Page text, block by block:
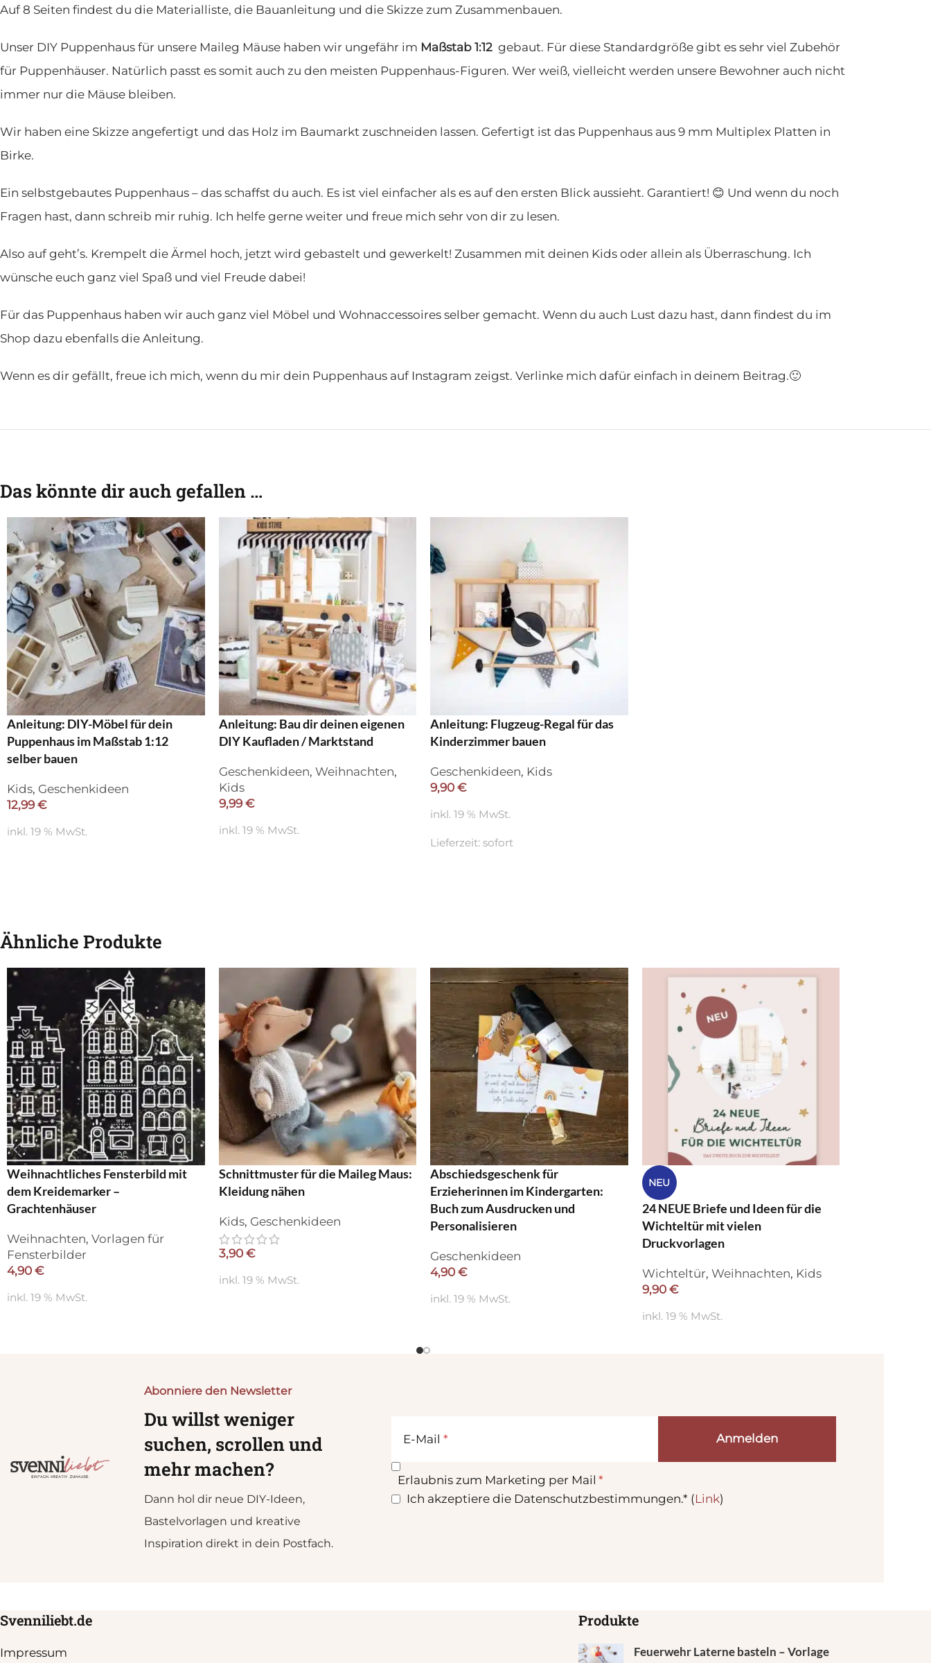
Auf 8 Seiten findest du die Materialliste, die Bauanleitung und die Skizze zum Zusammenbauen.
Unser DIY Puppenhaus für unsere Maileg Mäuse haben wir ungefähr im Maßstab 1:12 gebaut. Für diese Standardgröße gibt es sehr viel Zubehör
für Puppenhäuser. Natürlich passt es somit auch zu den meisten Puppenhaus-Figuren. Wer weiß, vielleicht werden unsere Bewohner auch nicht
immer nur die Mäuse bleiben.
Wir haben eine Skizze angefertigt und das Holz im Baumarkt zuschneiden lassen. Gefertigt ist das Puppenhaus aus 9 mm Multiplex Platten in
Birke.
Ein selbstgebautes Puppenhaus – das schaffst du auch. Es ist viel einfacher als es auf den ersten Blick aussieht. Garantiert! 😊 Und wenn du noch
Fragen hast, dann schreib mir ruhig. Ich helfe gerne weiter und freue mich sehr von dir zu lesen.
Also auf geht’s. Krempelt die Ärmel hoch, jetzt wird gebastelt und gewerkelt! Zusammen mit deinen Kids oder allein als Überraschung. Ich
wünsche euch ganz viel Spaß und viel Freude dabei!
Für das Puppenhaus haben wir auch ganz viel Möbel und Wohnaccessoires selber gemacht. Wenn du auch Lust dazu hast, dann findest du im
Shop dazu ebenfalls die Anleitung.
Wenn es dir gefällt, freue ich mich, wenn du mir dein Puppenhaus auf Instagram zeigst. Verlinke mich dafür einfach in deinem Beitrag.🙂
Das könnte dir auch gefallen …
Anleitung: DIY-Möbel für dein
Puppenhaus im Maßstab 1:12
selber bauen
Kids, Geschenkideen
12,99€
inkl. 19 % MwSt.
Anleitung: Bau dir deinen eigenen
DIY Kaufladen / Marktstand
Geschenkideen, Weihnachten,
Kids
9,99€
inkl. 19 % MwSt.
Anleitung: Flugzeug-Regal für das
Kinderzimmer bauen
Geschenkideen, Kids
9,90 €
inkl. 19 % MwSt.
Lieferzeit: sofort
Ähnliche Produkte
Weihnachtliches Fensterbild mit
dem Kreidemarker –
Grachtenhäuser
Weihnachten, Vorlagen für
Fensterbilder
4,90 €
inkl. 19 % MwSt.
Schnittmuster für die Maileg Maus:
Kleidung nähen
Kids, Geschenkideen
3,90 €
inkl. 19 % MwSt.
Abschiedsgeschenk für
Erzieherinnen im Kindergarten:
Buch zum Ausdrucken und
Personalisieren
Geschenkideen
4,90 €
inkl. 19 % MwSt.
NEU
24 NEUE Briefe und Ideen für die
Wichteltür mit vielen
Druckvorlagen
Wichteltür, Weihnachten, Kids
9,90 €
inkl. 19 % MwSt.
Abonniere den Newsletter
Du willst weniger
suchen, scrollen und
mehr machen?
Dann hol dir neue DIY-Ideen,
Bastelvorlagen und kreative
Inspiration direkt in dein Postfach.
E-Mail
Erlaubnis zum Marketing per Mail
Ich akzeptiere die Datenschutzbestimmungen.* (Link)
Svenniliebt.de
Impressum
Produkte
Feuerwehr Laterne basteln – Vorlage